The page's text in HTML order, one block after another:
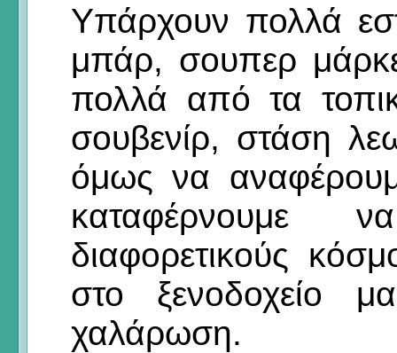
Υπάρχουν πολλά
μπάρ, σουπερ
πολλά από τα
σουβενίρ, στάση
όμως να
καταφέρνουμε
διαφορετικούς
στο ξενοδοχείο
χαλάρωση.